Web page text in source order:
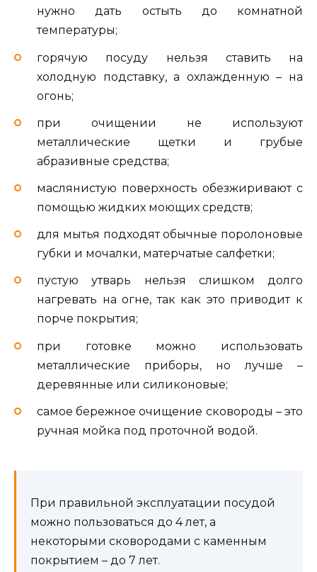
нужно дать остыть до комнатной
температуры;
горячую посуду нельзя ставить на
холодную подставку, а охлажденную – на
огонь;
при очищении не используют
металлические щетки и грубые
абразивные средства;
маслянистую поверхность обезжиривают с
помощью жидких моющих средств;
для мытья подходят обычные поролоновые
губки и мочалки, матерчатые салфетки;
пустую утварь нельзя слишком долго
нагревать на огне, так как это приводит к
порче покрытия;
при готовке можно использовать
металлические приборы, но лучше –
деревянные или силиконовые;
самое бережное очищение сковороды – это
ручная мойка под проточной водой.
При правильной эксплуатации посудой
можно пользоваться до 4 лет, а
некоторыми сковородами с каменным
покрытием – до 7 лет.